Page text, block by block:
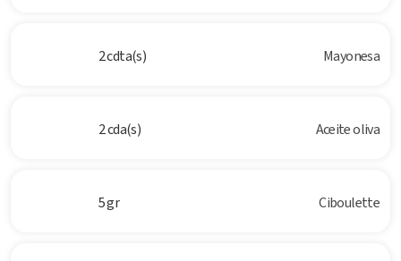
2 cdta(s) Mayonesa
2 cda(s) Aceite oliva
5 gr Ciboulette